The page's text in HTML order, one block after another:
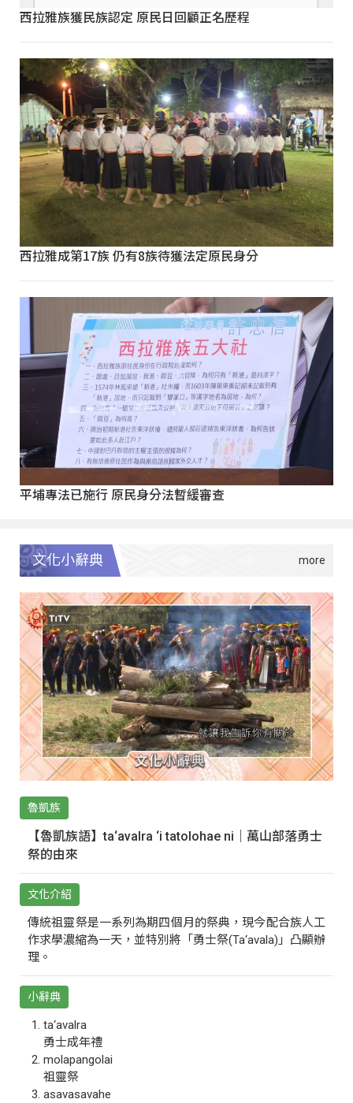
西拉雅族獲民族認定 原民日回顧正名歷程
西拉雅成第17族 仍有8族待獲法定原民身分
平埔專法已施行 原民身分法暫緩審查
文化小辭典
魯凱族
【魯凱族語】ta‘avalra ‘i tatolohae ni｜萬山部落勇士
祭的由來
文化介紹
傳統祖靈祭是一系列為期四個月的祭典，現今配合族人工
作求學濃縮為一天，並特別將「勇士祭(Ta‘avala)」凸顯辦
理。
小辭典
ta‘avalra
勇士成年禮
molapangolai
祖靈祭
asavasavahe